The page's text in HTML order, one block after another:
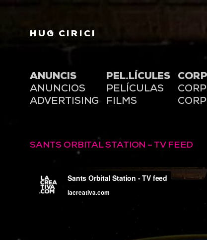
HUG CIRICI
ANUNCIS
ANUNCIOS
ADVERTISING
PEL.LÍCULES
PELÍCULAS
FILMS
SANTS ORBITAL STATION – TV FEED